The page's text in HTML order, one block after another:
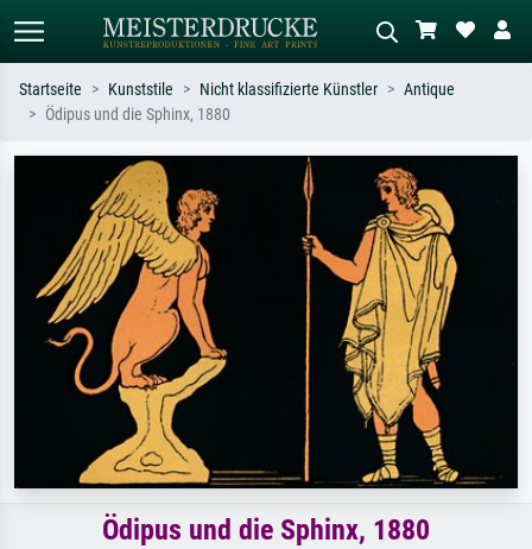
Suchen Sie nach Künstlern, Werktiteln
oder Stilen – z.B. Monet,
Sternennacht, Impressionismus, Welle
Hokusai, Akt.
Beschreiben Sie die Szene – z.B. Grüne
Wiese, Abstrakt mit viel Rot, Dunkles
Ölgemälde, Stehender Akt neben einem
Baum.
Startseite Kunststile Nicht klassifizierte Künstler
Antique
Ödipus und die Sphinx, 1880
Ödipus und die Sphinx, 1880